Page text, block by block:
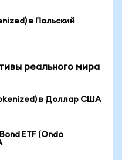
в Польский
реального мира
в Доллар США
ETF (Ondo